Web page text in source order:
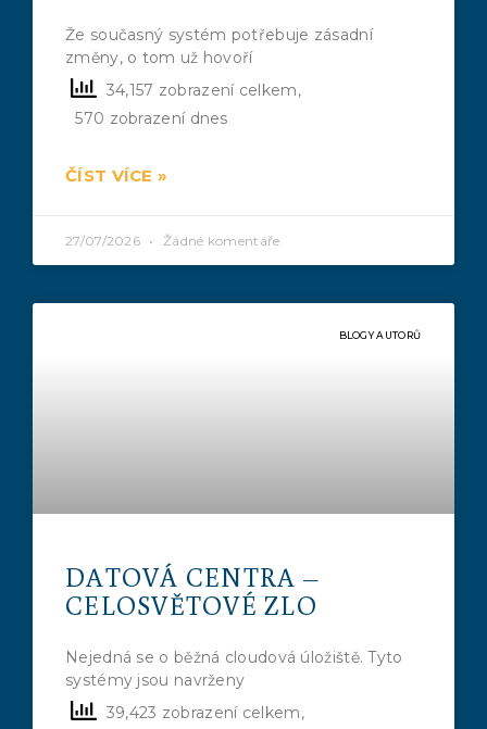
Že současný systém potřebuje zásadní
změny, o tom už hovoří
34,157 zobrazení celkem,
570 zobrazení dnes
ČÍST VÍCE »
27/07/2026 Žádné komentáře
BLOGY AUTORŮ
DATOVÁ CENTRA –
CELOSVĚTOVÉ ZLO
Nejedná se o běžná cloudová úložiště. Tyto
systémy jsou navrženy
39,423 zobrazení celkem,